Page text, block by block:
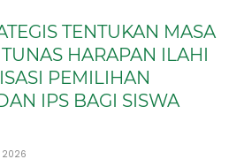
TENTUKAN MASA
HARAPAN ILAHI
PEMILIHAN
IPS BAGI SISWA
2026